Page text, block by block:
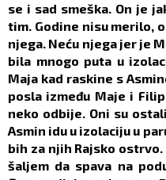
se i sad smeška. On je
tim. Godine nisu merilo,
njega. Neću njega jer je
bila mnogo puta u
Maja kad raskine s
posla između Maje i
neko odbije. Oni su
Asmin idu u izolaciju u
bih za njih Rajsko
šaljem da spava na